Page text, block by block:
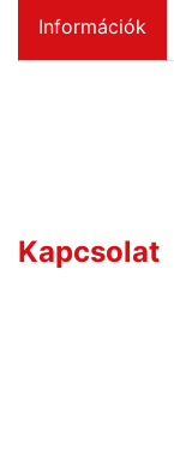
Információk
Kapcsolat